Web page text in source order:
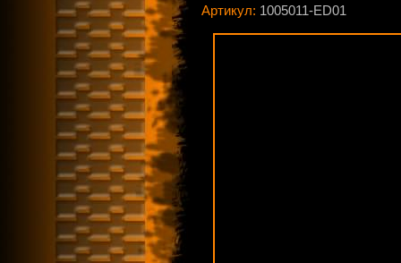
Артикул: 1005011-ED01